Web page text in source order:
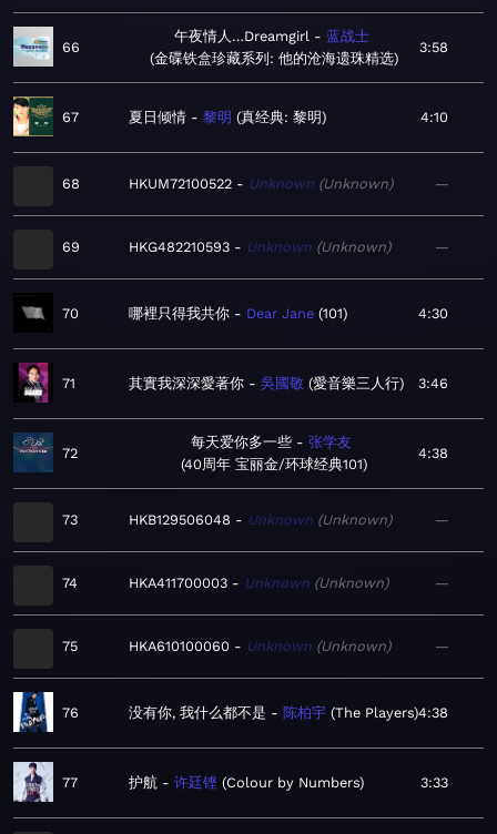
66
午夜情人…Dreamgirl
蓝战士
金碟铁盒珍藏系列: 他的沧海遗珠精选
3:58
67 夏日倾情 黎明 真经典: 黎明 4:10
68 HKUM72100522 Unknown Unknown —
69 HKG482210593 Unknown Unknown —
70 哪裡只得我共你 Dear Jane 101 4:30
71 其實我深深愛著你 吳國敬 愛音樂三人行 3:46
72
每天爱你多一些
张学友
40周年 宝丽金/环球经典101
4:38
73 HKB129506048 Unknown Unknown —
74 HKA411700003 Unknown Unknown —
75 HKA610100060 Unknown Unknown —
76 没有你, 我什么都不是 陈柏宇 The Players 4:38
77 护航 许廷铿 Colour by Numbers 3:33